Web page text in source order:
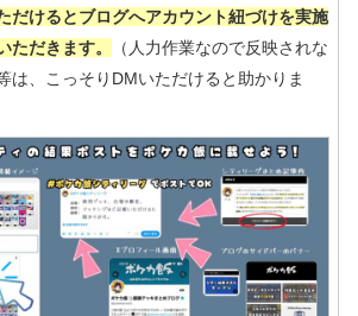
だけるとブログへアカウント紐づけを実施
ただきます。
（人力作業なので反映されな
は、こっそりDMいただけると助かりま